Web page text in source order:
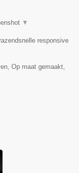
▼
responsive
Op maat gemaakt,